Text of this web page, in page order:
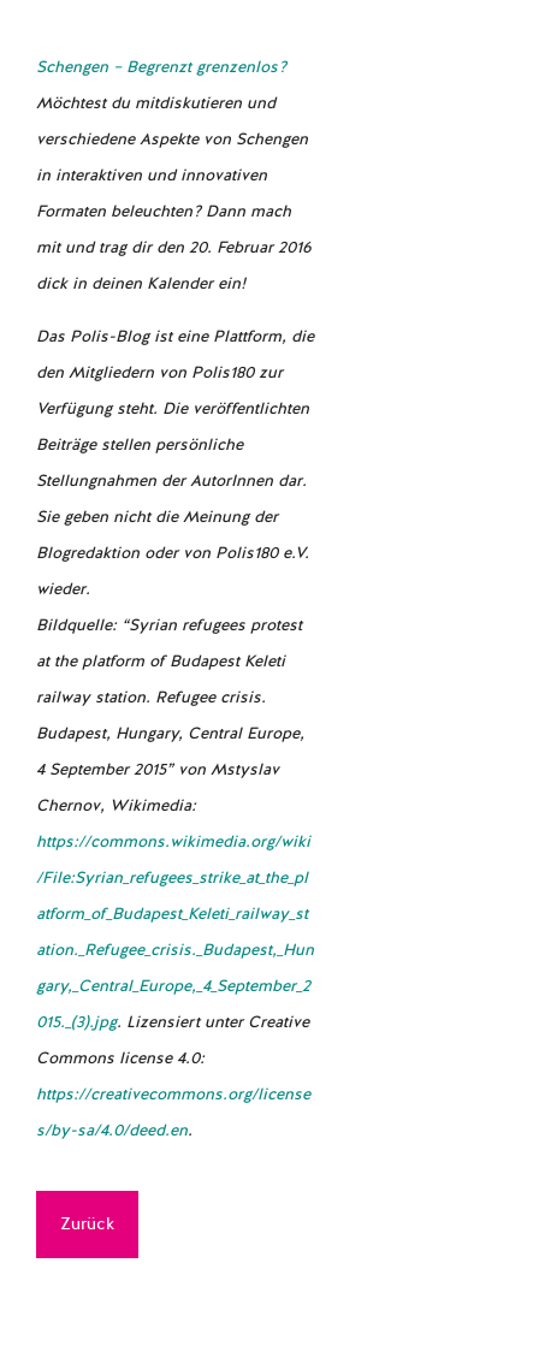
Schengen – Begrenzt grenzenlos?
Möchtest du mitdiskutieren und
verschiedene Aspekte von Schengen
in interaktiven und innovativen
Formaten beleuchten? Dann mach
mit und trag dir den 20. Februar 2016
dick in deinen Kalender ein!
Das Polis-Blog ist eine Plattform, die
den Mitgliedern von Polis180 zur
Verfügung steht. Die veröffentlichten
Beiträge stellen persönliche
Stellungnahmen der AutorInnen dar.
Sie geben nicht die Meinung der
Blogredaktion oder von Polis180 e.V.
wieder.
Bildquelle: “Syrian refugees protest
at the platform of Budapest Keleti
railway station. Refugee crisis.
Budapest, Hungary, Central Europe,
4 September 2015” von Mstyslav
Chernov, Wikimedia:
https://commons.wikimedia.org/wiki
/File:Syrian_refugees_strike_at_the_pl
atform_of_Budapest_Keleti_railway_st
ation._Refugee_crisis._Budapest,_Hun
gary,_Central_Europe,_4_September_2
015._(3).jpg. Lizensiert unter Creative
Commons license 4.0:
https://creativecommons.org/license
s/by-sa/4.0/deed.en.
Zurück